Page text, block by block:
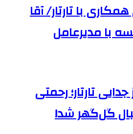
با تارتار/ آقا
با مدیرعامل
تارتار؛ رحمتی
گل‌گهر شد!